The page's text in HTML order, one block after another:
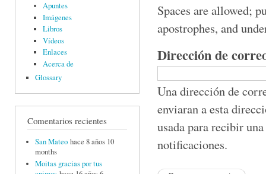
Apuntes
Imágenes
Libros
Vídeos
Enlaces
Acerca de
Glossary
Comentarios recientes
San Mateo hace 8 años 10
months
Moitas gracias por tus
Spaces are allowed;
apostrophes, and
Dirección de
Una dirección de
enviaran a esta
usada para recibir
notificaciones.